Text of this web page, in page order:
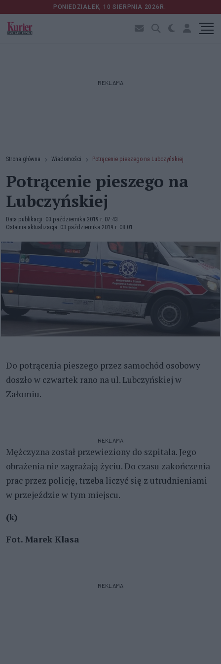
PONIEDZIAŁEK, 10 SIERPNIA 2026R.
REKLAMA
Strona główna Wiadomości Potrącenie pieszego na Lubczyńskiej
Potrącenie pieszego na
Lubczyńskiej
Data publikacji: 03 października 2019 r. 07:43
Ostatnia aktualizacja: 03 października 2019 r. 08:01
Do potrącenia pieszego przez samochód osobowy
doszło w czwartek rano na ul. Lubczyńskiej w
Załomiu.
REKLAMA
Mężczyzna został przewieziony do szpitala. Jego
obrażenia nie zagrażają życiu. Do czasu zakończenia
prac przez policję, trzeba liczyć się z utrudnieniami
w przejeździe w tym miejscu.
(k)
Fot. Marek Klasa
REKLAMA